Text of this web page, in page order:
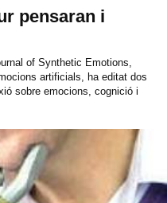
Vídeos
pensaran i
of Synthetic Emotions,
artificials, ha editat dos
sobre emocions, cognició i